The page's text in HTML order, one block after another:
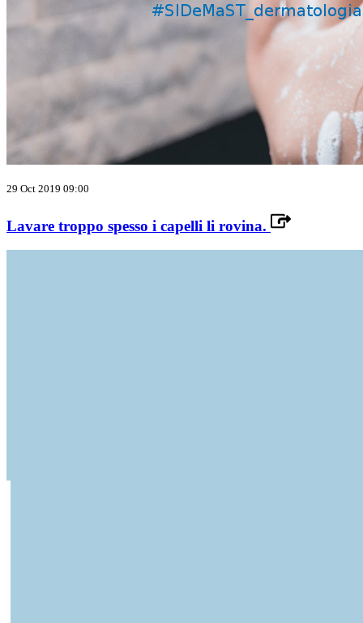
29 Oct 2019 09:00
Lavare troppo spesso i capelli li rovina.